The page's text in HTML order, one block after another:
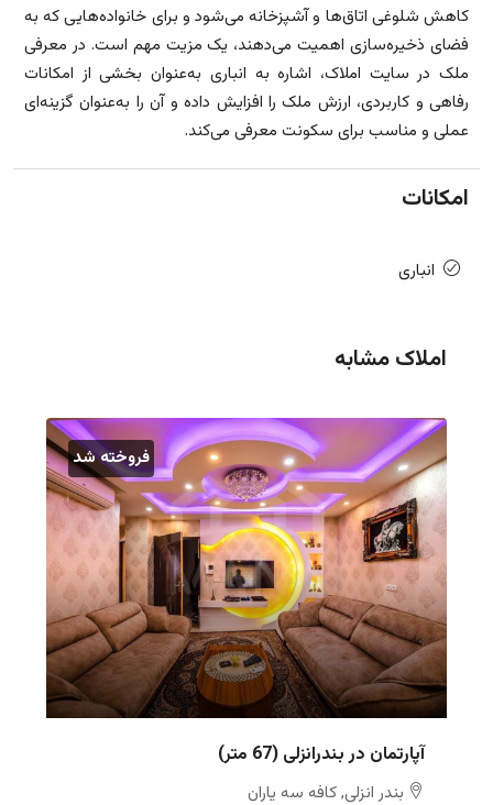
کاهش شلوغی اتاق‌ها و آشپزخانه می‌شود و برای خانواده‌هایی که به
فضای ذخیره‌سازی اهمیت می‌دهند، یک مزیت مهم است. در معرفی
ملک در سایت املاک، اشاره به انباری به‌عنوان بخشی از امکانات
رفاهی و کاربردی، ارزش ملک را افزایش داده و آن را به‌عنوان گزینه‌ای
عملی و مناسب برای سکونت معرفی می‌کند.
امکانات
انباری
املاک مشابه
فروخته شد
آپارتمان در بندرانزلی (67 متر)
بندر انزلی, کافه سه یاران